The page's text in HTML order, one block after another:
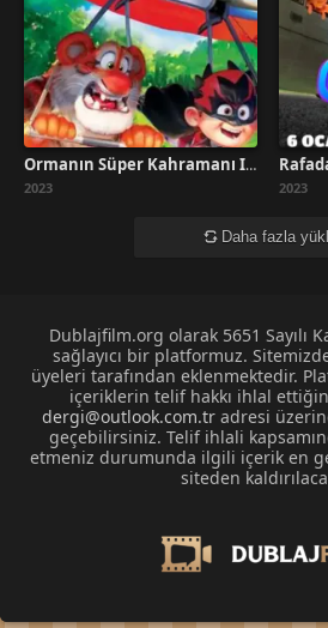
Ormanın Süper Kahramanı İzle
2023 2023
Daha fazla
Dublajfilm.org olarak 5651 Sayılı
sağlayıcı bir platformuz.
üyeleri tarafından eklenmektedir.
içeriklerin telif hakkı ihlal
dergi@outlook.com.tr adresi
geçebilirsiniz. Telif ihlali
etmeniz durumunda ilgili içerik en
siteden